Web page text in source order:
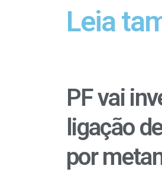
es
ky
ce
b
k
Leia
PF vai
ligação
por